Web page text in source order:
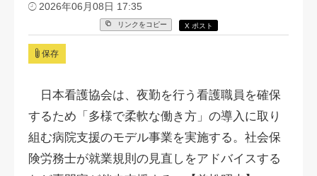
2026年06月08日 17:35
リンクをコピー X ポスト
保存
日本看護協会は、夜勤を行う看護職員を確保
するため「多様で柔軟な働き方」の導入に取り
組む病院支援のモデル事業を実施する。社会保
険労務士が就業規則の見直しをアドバイスする